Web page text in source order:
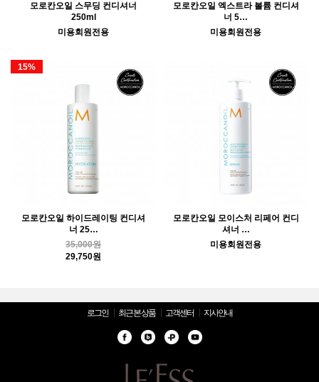
모로칸오일 스무딩 컨디셔너
250ml
미용회원전용
모로칸오일 엑스트라 볼륨 컨디셔
너 5…
미용회원전용
모로칸오일 하이드레이팅 컨디셔
너 25…
15%
35,000원
29,750원
모로칸오일 모이스처 리페어 컨디
셔너 …
미용회원전용
로그인 최근 본 상품 고객센터 지사안내